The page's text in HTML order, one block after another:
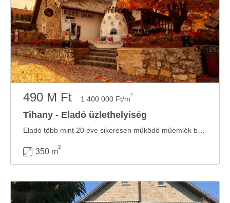
490 M Ft 1 400 000 Ft/m2
Tihany - Eladó üzlethelyiség
350 m
2